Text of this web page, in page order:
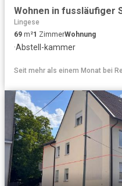
Wohnen in fussläufiger
Lingese
69 m²1 ZimmerWohnung
·Abstell-kammer
Seit mehr als einem Monat bei